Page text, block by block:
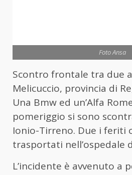
Foto Ansa
Scontro frontale tra due
Melicuccio, provincia di
Una Bmw ed un’Alfa
pomeriggio si sono
Ionio-Tirreno. Due i feriti
trasportati nell’ospedale
L’incidente è avvenuto a